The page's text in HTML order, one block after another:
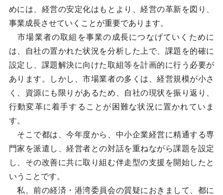
めには、経営の安定化はもとより、経営の革新を図り、
事業成長させていくことが重要であります。
市場業者の取組を事業の成長につなげていくために
は、自社の置かれた状況を分析した上で、課題を的確に
設定し、課題解決に向けた取組等を計画的に行う必要が
あります。しかし、市場業者の多くは、経営規模が小さ
く、資源にも限りがあるため、自社の現状を振り返り、
行動変革に着手することが困難な状況に置かれていま
す。
そこで都は、今年度から、中小企業経営に精通する専
門家を派遣し、経営者との対話を重ねながら課題を設定
し、その改善に共に取り組む伴走型の支援を開始したと
いうことです。
私、前の経済・港湾委員会の質疑におきまして、都に